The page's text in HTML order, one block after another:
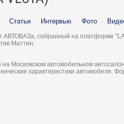
· Статьи · Интервью · Фото ·
АВТОВАЗа, собранный на платформе
Маттин.
Московском автомобильном
характеристики